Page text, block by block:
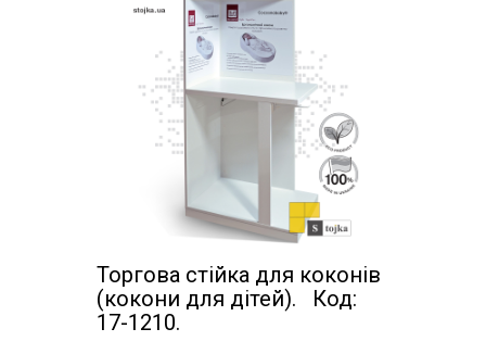
Торгова стійка для коконів
(кокони для дітей). Код:
17-1210.